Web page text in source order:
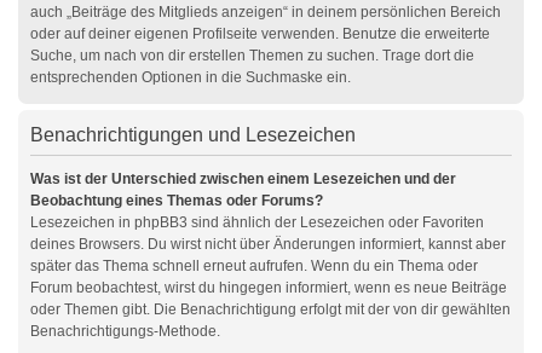
auch „Beiträge des Mitglieds anzeigen“ in deinem persönlichen Bereich
oder auf deiner eigenen Profilseite verwenden. Benutze die erweiterte
Suche, um nach von dir erstellen Themen zu suchen. Trage dort die
entsprechenden Optionen in die Suchmaske ein.
Benachrichtigungen und Lesezeichen
Was ist der Unterschied zwischen einem Lesezeichen und der
Beobachtung eines Themas oder Forums?
Lesezeichen in phpBB3 sind ähnlich der Lesezeichen oder Favoriten
deines Browsers. Du wirst nicht über Änderungen informiert, kannst aber
später das Thema schnell erneut aufrufen. Wenn du ein Thema oder
Forum beobachtest, wirst du hingegen informiert, wenn es neue Beiträge
oder Themen gibt. Die Benachrichtigung erfolgt mit der von dir gewählten
Benachrichtigungs-Methode.